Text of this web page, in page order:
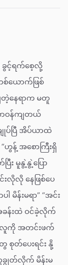
ခွင့်ရက်စေ့လို့
စ်ယောက်ဖြစ်
တဲ့နေရာက မတူ
ာဝန်ကျတယ်
ျုပ်ပြီ အိပ်ယာထဲ
န့် အစောကြီးရှိ
း မူနွဲ့နွဲ့ပြော
လိုလို နေဖြစ်ပေ
မိန်းမရာ” “အင်း
န်းထဲ ဝင်ခဲ့လိုက်
လူကို အတင်းဖက်
စုတ်ပေးရင်း နို့
ချွတ်လိုက် မိန်းမ